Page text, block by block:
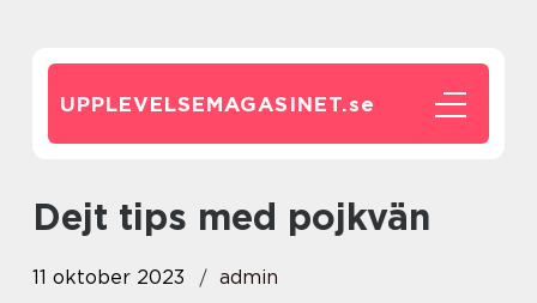
UPPLEVELSEMAGASINET.se
dejt tips med pojkvän
11 oktober 2023 admin